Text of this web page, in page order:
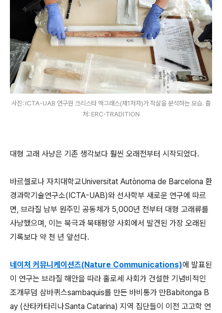
사진: ICTA-UAB 연구원 크리스타 맥그래스(제1저자)가 작살을 분석하는 모습. 출
처: ERC-TRADITION
대형 고래 사냥은 기존 생각보다 훨씬 오래전부터 시작되었다.
바르셀로나 자치대학교Universitat Autònoma de Barcelona 환
경과학기술연구소(ICTA-UAB)와 선사학부 새로운 연구에 따르
면, 브라질 남부 원주민 공동체가 5,000년 전부터 대형 고래류를
사냥했으며, 이는 북극과 북태평양 사회에서 발견된 가장 오래된
기록보다 약 천 년 앞선다.
네이처 커뮤니케이션즈(Nature Communications)에 발표된
이 연구는 브라질 해안을 따라 홀로세 사회가 건설한 기념비적인
조개무덤 삼바퀴스sambaquis를 만든 바비통가 만Babitonga B
ay (산타카타리나Santa Catarina) 지역 집단들이 이전 고고학 연